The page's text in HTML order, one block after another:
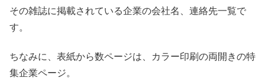
その雑誌に掲載されている企業の会社名、連絡先一覧で
す。
ちなみに、表紙から数ページは、カラー印刷の両開きの特
集企業ページ。